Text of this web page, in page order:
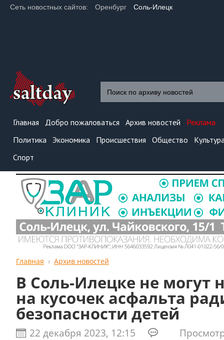
Сеть новостных сайтов: Оренбург Соль-Илецк
Главная Добро пожаловаться Архив новостей
Реклама
Политика Экономика Происшествия Общество
Спорт
Главная Архив новостей
В Соль-Илецке не могут
на кусочек асфальта
безопасности детей
22 декабря 2023, 12:15